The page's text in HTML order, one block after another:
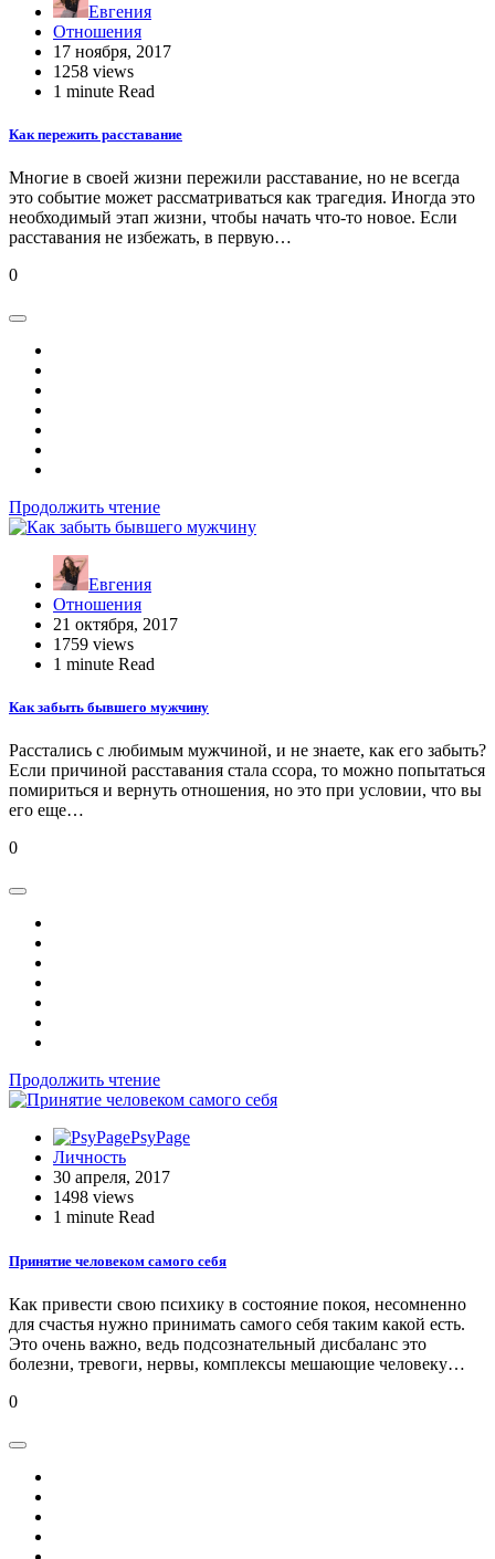
Евгения
Отношения
17 ноября, 2017
1258 views
1 minute Read
Как пережить расставание
Многие в своей жизни пережили расставание, но не всегда
это событие может рассматриваться как трагедия. Иногда это
необходимый этап жизни, чтобы начать что-то новое. Если
расставания не избежать, в первую…
0
Продолжить чтение
Евгения
Отношения
21 октября, 2017
1759 views
1 minute Read
Как забыть бывшего мужчину
Расстались с любимым мужчиной, и не знаете, как его забыть?
Если причиной расставания стала ссора, то можно попытаться
помириться и вернуть отношения, но это при условии, что вы
его еще…
0
Продолжить чтение
PsyPage
Личность
30 апреля, 2017
1498 views
1 minute Read
Принятие человеком самого себя
Как привести свою психику в состояние покоя, несомненно
для счастья нужно принимать самого себя таким какой есть.
Это очень важно, ведь подсознательный дисбаланс это
болезни, тревоги, нервы, комплексы мешающие человеку…
0